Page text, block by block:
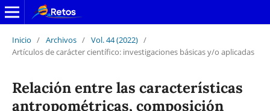
Inicio / Archivos / Vol. 44 (2022) /
Artículos de carácter científico: investigaciones básicas y/o aplicadas
Relación entre las características
antropométricas, composición